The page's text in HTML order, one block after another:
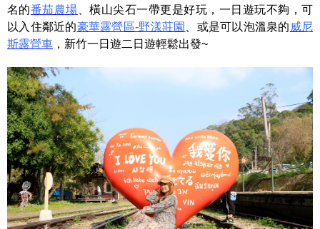
名的番茄農場 、橫山尖石一帶更是好玩，一日遊玩不夠，可
以入住鄰近的豪華露營區-野漾莊園 、或是可以泡溫泉的 威尼
斯露營車 ，新竹一日遊二日遊輕鬆出發~